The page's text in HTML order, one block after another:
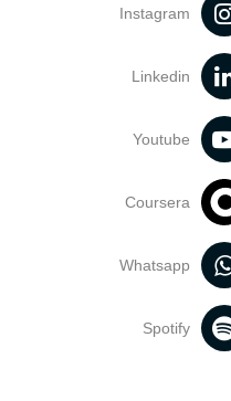
Instagram
Linkedin
Youtube
Coursera
Whatsapp
Spotify